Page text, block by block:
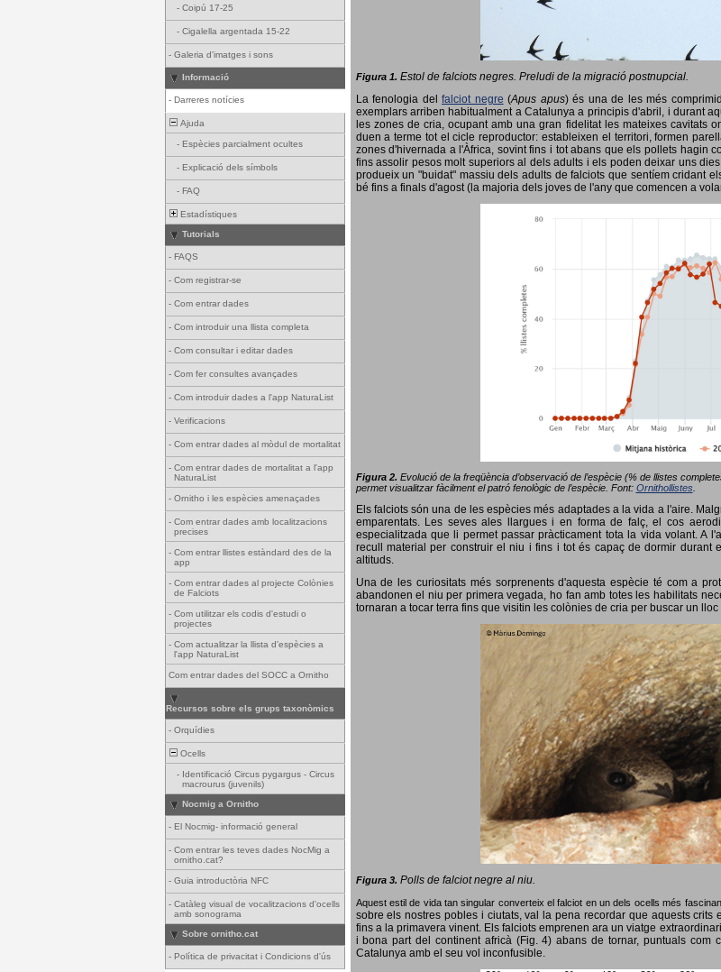
- Coipú 17-25
- Cigalella argentada 15-22
- Galeria d'imatges i sons
Informació
- Darreres notícies
Ajuda
- Espècies parcialment ocultes
- Explicació dels símbols
- FAQ
Estadístiques
Tutorials
- FAQS
- Com registrar-se
- Com entrar dades
- Com introduir una llista completa
- Com consultar i editar dades
- Com fer consultes avançades
- Com introduir dades a l'app NaturaList
- Verificacions
- Com entrar dades al mòdul de mortalitat
- Com entrar dades de mortalitat a l'app
NaturaList
- Ornitho i les espècies amenaçades
- Com entrar dades amb localitzacions
precises
- Com entrar llistes estàndard des de la
app
- Com entrar dades al projecte Colònies
de Falciots
- Com utilitzar els codis d'estudi o
projectes
- Com actualitzar la llista d'espècies a
l'app NaturaList
Com entrar dades del SOCC a Ornitho
Recursos sobre els grups taxonòmics
- Orquídies
Ocells
- Identificació Circus pygargus - Circus
macrourus (juvenils)
Nocmig a Ornitho
- El Nocmig- informació general
- Com entrar les teves dades NocMig a
ornitho.cat?
- Guia introductòria NFC
- Catàleg visual de vocalitzacions d'ocells
amb sonograma
Sobre ornitho.cat
- Política de privacitat i Condicions d'ús
Figura 1. Estol de falciots negres. Preludi de la migració postnupcial.
La fenologia delfalciot negre (Apus apus) és una de les més
exemplars arriben habitualment a Catalunya a principis d'abril, i durant
les zones de cria, ocupant amb una gran fidelitat les mateixes cavitats
duen a terme tot el cicle reproductor: estableixen el territori, formen
zones d'hivernada a l'Àfrica, sovint fins i tot abans que els pollets hagin
fins assolir pesos molt superiors al dels adults i els poden deixar uns
produeix un "buidat" massiu dels adults de falciots que sentíem cridant
bé fins a finals d'agost (la majoria dels joves de l'any que comencen a
Figura 2. Evolució de la freqüència d’observació de l’espècie (% de llistes
permet visualitzar fàcilment el patró fenològic de l’espècie. Font: Ornithollistes.
Els falciots són una de les espècies més adaptades a la vida a l'aire.
emparentats. Les seves ales llargues i en forma de falç, el cos
especialitzada que li permet passar pràcticament tota la vida volant. A
recull material per construir el niu i fins i tot és capaç de dormir durant
altituds.
Una de les curiositats més sorprenents d'aquesta espècie té com a
abandonen el niu per primera vegada, ho fan amb totes les habilitats
tornaran a tocar terra fins que visitin les colònies de cria per buscar un
Figura 3. Polls de falciot negre al niu.
Aquest estil de vida tan singular converteix el falciot en un dels ocells més
sobre els nostres pobles i ciutats, val la pena recordar que aquests
fins a la primavera vinent. Els falciots emprenen ara un viatge
i bona part del continent africà (Fig. 4) abans de tornar, puntuals
Catalunya amb el seu vol inconfusible.